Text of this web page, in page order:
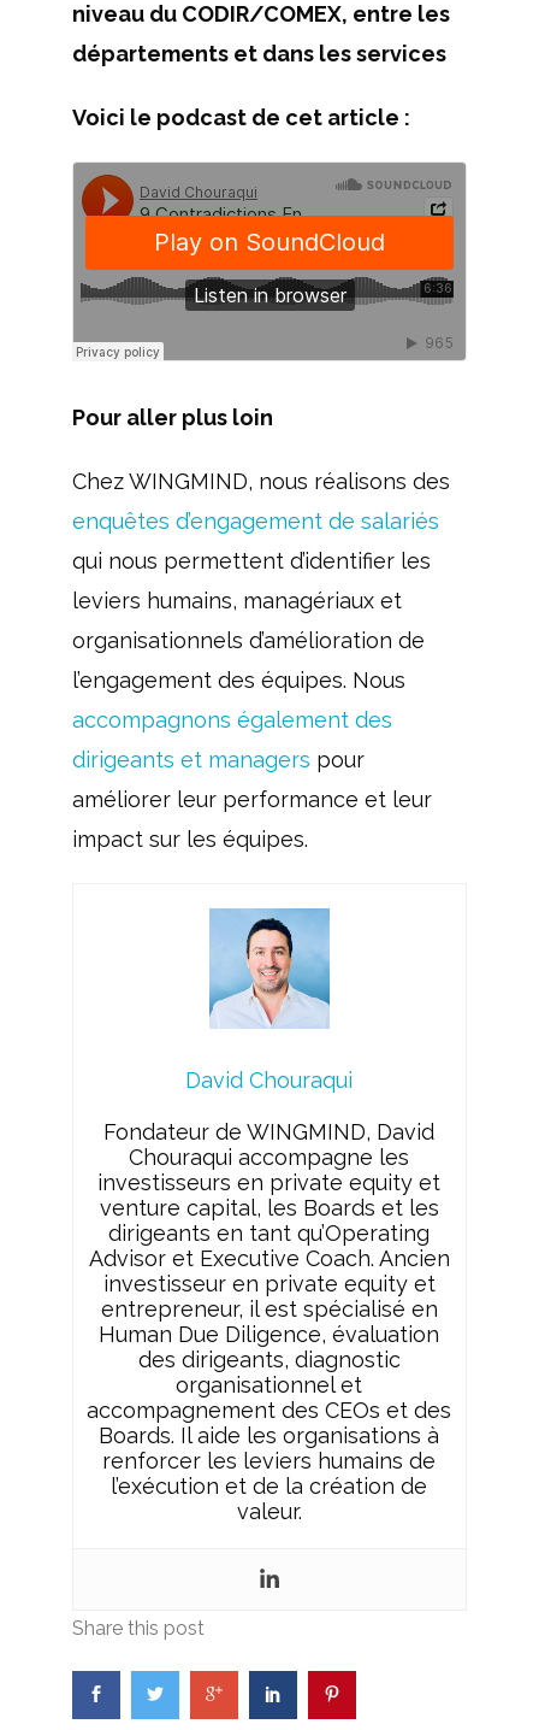
niveau du CODIR/COMEX, entre les
départements et dans les services
Voici le podcast de cet article :
Pour aller plus loin
Chez WINGMIND, nous réalisons des
enquêtes d’engagement de salariés
qui nous permettent d’identifier les
leviers humains, managériaux et
organisationnels d’amélioration de
l’engagement des équipes. Nous
accompagnons également des
dirigeants et managers pour
améliorer leur performance et leur
impact sur les équipes.
David Chouraqui
Fondateur de WINGMIND, David
Chouraqui accompagne les
investisseurs en private equity et
venture capital, les Boards et les
dirigeants en tant qu’Operating
Advisor et Executive Coach. Ancien
investisseur en private equity et
entrepreneur, il est spécialisé en
Human Due Diligence, évaluation
des dirigeants, diagnostic
organisationnel et
accompagnement des CEOs et des
Boards. Il aide les organisations à
renforcer les leviers humains de
l’exécution et de la création de
valeur.
Share this post